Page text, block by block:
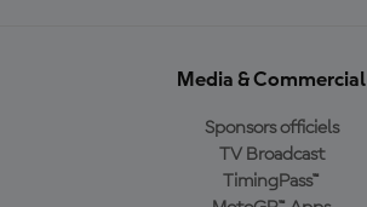
Media & Commercial
Sponsors officiels
TV Broadcast
TimingPass™